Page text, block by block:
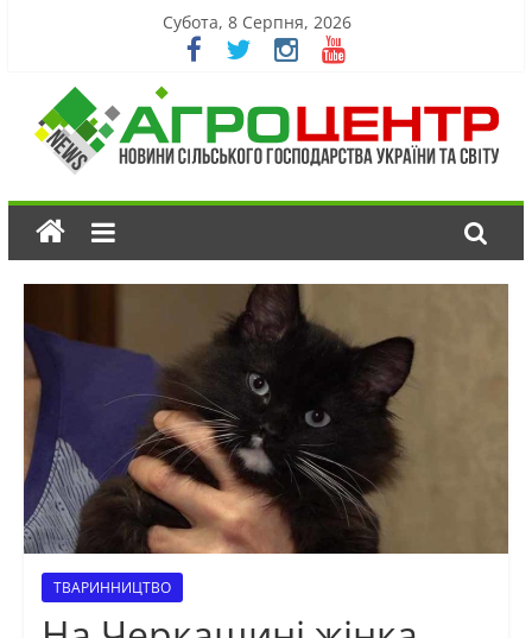
Субота, 8 Серпня, 2026
ТВАРИННИЦТВО